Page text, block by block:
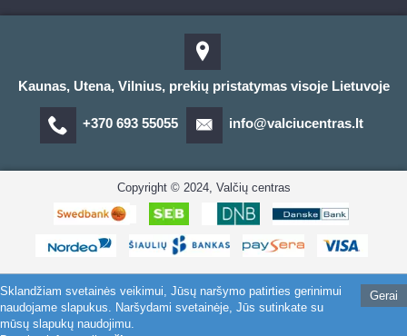
Kaunas, Utena, Vilnius, prekių pristatymas visoje Lietuvoje
+370 693 55055 info@valciucentras.lt
Copyright © 2024, Valčių centras
Gerai
Sklandžiam svetainės veikimui, Jūsų naršymo patirties gerinimui
naudojame slapukus. Naršydami svetainėje, Jūs sutinkate su
mūsų slapukų naudojimu.